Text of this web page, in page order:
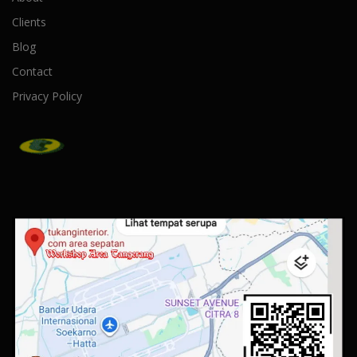
Clients
Blog
Contact
Privacy Policy